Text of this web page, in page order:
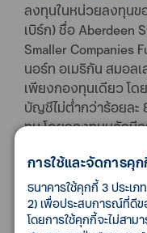
ลงทุนในหน่วยลงทุนข
เบิร์ก) ชื่อ Aberdeen
Smaller Companies
นอร์ท อเมริกัน สมอล
เพียงกองทุนเดียว โด
บัญชีไม่ต่ำกว่าร้อยล
ทุน โดยกองทุนหลักมี
ตราสารที่เกี่ยวข้องกั
equities related
ตั้ง หรือประกอบกิจกา
โฮลดิ้งที่ถือหุ้นในบริษั
การใช้และจัดการคุ
ธนาคารใช้คุกกี้ 3 ประเภ
2) เพื่อประสบการณ์ที่ดีข
โดยการใช้คุกกี้จะไม่สา